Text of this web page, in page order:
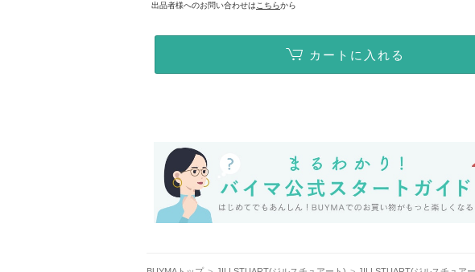
出品者様へのお問い合わせは こちらから
カートに入れる